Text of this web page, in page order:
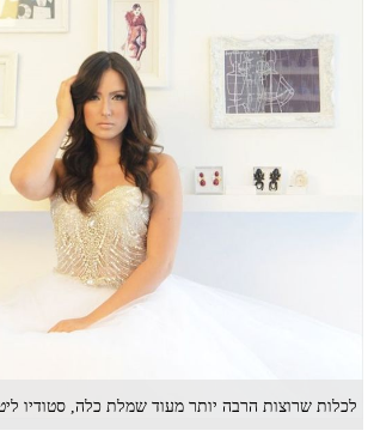
לכלות שרוצות הרבה יותר מעוד שמלת כלה, סטודיו